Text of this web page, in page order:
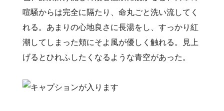
喧騒からは完全に隔たり、命丸ごと洗い流してく
れる。あまりの心地良さに長湯をし、すっかり紅
潮してしまった頬にそよ風が優しく触れる。見上
げるとひれふしたくなるような青空があった。